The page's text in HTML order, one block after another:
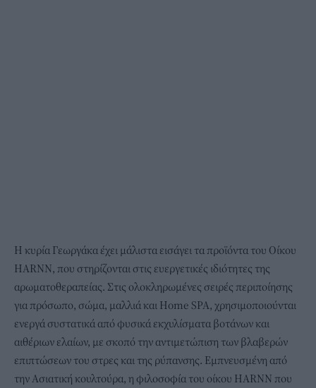
Η κυρία Γεωργάκα έχει μάλιστα εισάγει τα προϊόντα του Οίκου
ΗARNN, που στηρίζονται στις ευεργετικές ιδιότητες της
αρωματοθεραπείας. Στις ολοκληρωμένες σειρές περιποίησης
για πρόσωπο, σώμα, μαλλιά και Home SPA, χρησιμοποιούνται
ενεργά συστατικά από φυσικά εκχυλίσματα βοτάνων και
αιθέριων ελαίων, με σκοπό την αντιμετώπιση των βλαβερών
επιπτώσεων του στρες και της ρύπανσης. Εμπνευσμένη από
την Ασιατική κουλτούρα, η φιλοσοφία του οίκου HARNN που